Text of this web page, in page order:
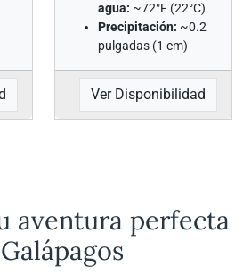
agua: ~72°F (22°C)
Precipitación: ~0.2
pulgadas (1 cm)
Ver Disponibilidad
aventura perfecta